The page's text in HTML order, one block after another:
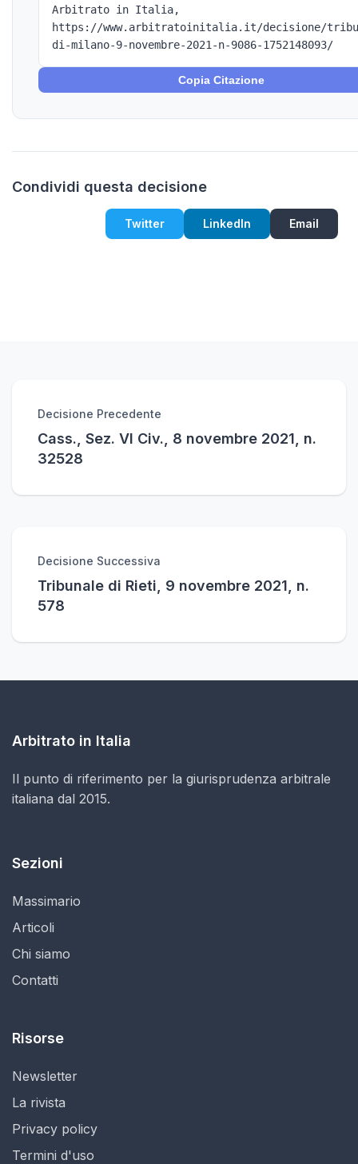
Arbitrato in Italia,
https://www.arbitratoinitalia.it/decisione/
di-milano-9-novembre-2021-n-9086-1752148093/
Copia Citazione
Condividi questa decisione
Twitter LinkedIn Email
Decisione Precedente
Cass., Sez. VI Civ., 8 novembre 2021, n.
32528
Decisione Successiva
Tribunale di Rieti, 9 novembre 2021, n.
578
Arbitrato in Italia
Il punto di riferimento per la giurisprudenza arbitrale
italiana dal 2015.
Sezioni
Massimario
Articoli
Chi siamo
Contatti
Risorse
Newsletter
La rivista
Privacy policy
Termini d'uso